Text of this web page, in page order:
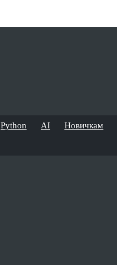
Python AI Новичкам